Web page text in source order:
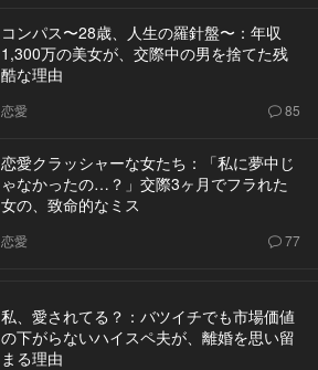
コンパス〜28歳、人生の羅針盤〜：年収
1,300万の美女が、交際中の男を捨てた残
酷な理由
恋愛 85
恋愛クラッシャーな女たち：「私に夢中じ
ゃなかったの…？」交際3ヶ月でフラれた
女の、致命的なミス
恋愛 77
私、愛されてる？：バツイチでも市場価値
の下がらないハイスペ夫が、離婚を思い留
まる理由